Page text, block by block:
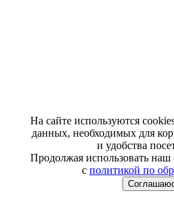
На сайте используются
данных, необходимых для
и удобства
Продолжая использовать наш
с политикой по